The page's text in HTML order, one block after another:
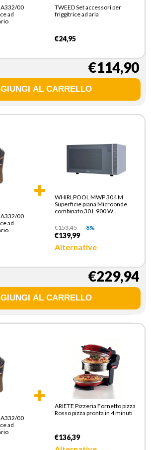
00
ad
TWEED Set accessori per
friggitrice ad aria
€24,95
€114,90
00
ad
WHIRLPOOL MWP 304 M
Superficie piana Microonde
combinato 30 L 900 W
€153,45 -8%
€139,99
Alternative
€229,94
00
ad
ARIETE Pizzeria Fornetto pizza
Rosso pizza pronta in 4 minuti
€136,39